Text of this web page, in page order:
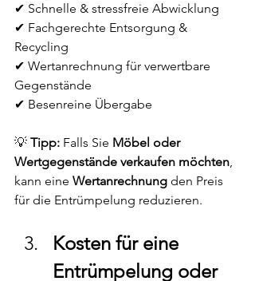
✔ Schnelle & stressfreie Abwicklung
✔ Fachgerechte Entsorgung &
Recycling
✔ Wertanrechnung für verwertbare
Gegenstände
✔ Besenreine Übergabe
💡 Tipp: Falls Sie Möbel oder
Wertgegenstände verkaufen möchten,
kann eine Wertanrechnung den Preis
für die Entrümpelung reduzieren.
Kosten für eine
Entrümpelung oder